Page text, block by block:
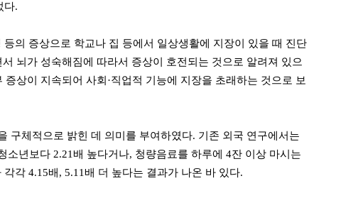
다.
의 증상으로 학교나 집 등에서 일상생활에 지장이 있을 때 진단
뇌가 성숙해짐에 따라서 증상이 호전되는 것으로 알려져 있으
상이 지속되어 사회·직업적 기능에 지장을 초래하는 것으로 보
구체적으로 밝힌 데 의미를 부여하였다. 기존 외국 연구에서는
년보다 2.21배 높다거나, 청량음료를 하루에 4잔 이상 마시는
각 4.15배, 5.11배 더 높다는 결과가 나온 바 있다.